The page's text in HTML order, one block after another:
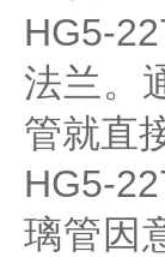
HG5-
法兰。
管就直
HG5-
璃管因